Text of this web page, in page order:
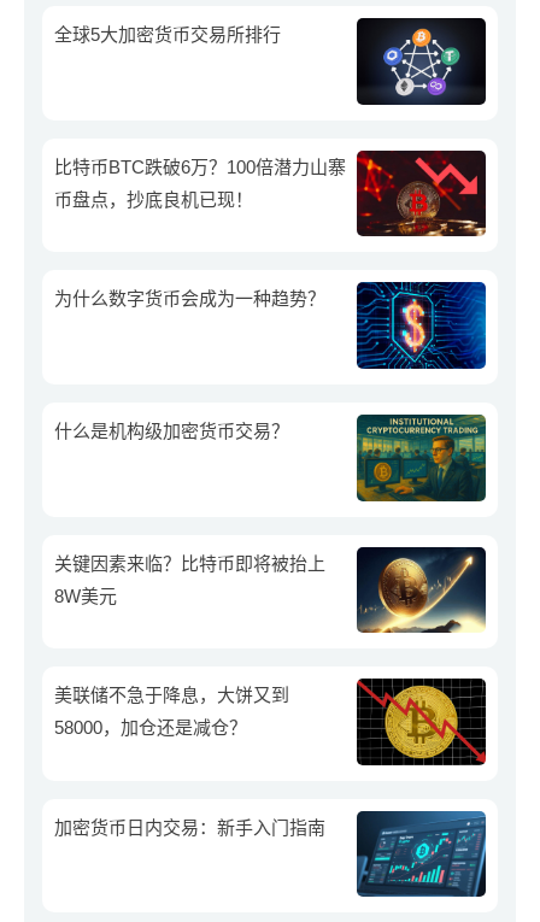
全球5大加密货币交易所排行
比特币BTC跌破6万？100倍潜力山寨
币盘点，抄底良机已现！
为什么数字货币会成为一种趋势？
什么是机构级加密货币交易？
关键因素来临？比特币即将被抬上
美联储不急于降息，大饼又到
58000，加仓还是减仓？
加密货币日内交易：新手入门指南